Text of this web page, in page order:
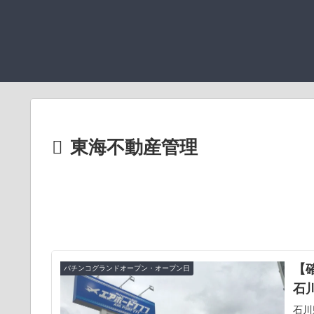
東海不動産管理
パチンコグランドオープン・オープン日
石
石